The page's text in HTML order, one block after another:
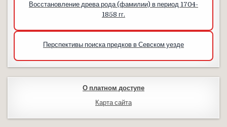
Восстановление древа рода (фамилии) в период 1704-
1858 гг.
Перспективы поиска предков в Севском уезде
О платном доступе
Карта сайта